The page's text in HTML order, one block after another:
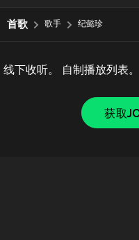
首歌 歌手 纪懿珍
线下收听。 自制播放列表
获取